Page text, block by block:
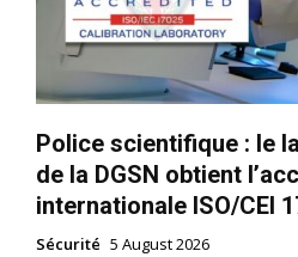
Police scientifique : le
de la DGSN obtient
internationale ISO/CEI
Sécurité 5 August 2026